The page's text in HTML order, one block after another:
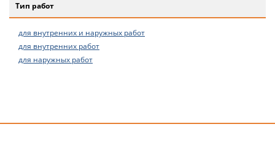
Тип работ
для внутренних и наружных работ
для внутренних работ
для наружных работ